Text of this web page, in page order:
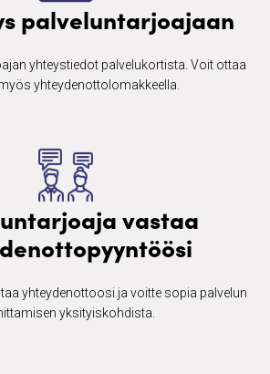
palveluntarjoajaan
yhteystiedot palvelukortista. Voit ottaa
yhteydenottolomakkeella.
vastaa
yhteydenottoosi ja voitte sopia palvelun
yksityiskohdista.